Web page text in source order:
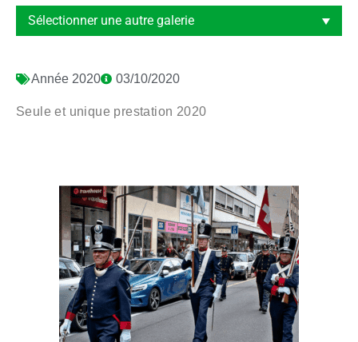
Année 2020 03/10/2020
Seule et unique prestation 2020